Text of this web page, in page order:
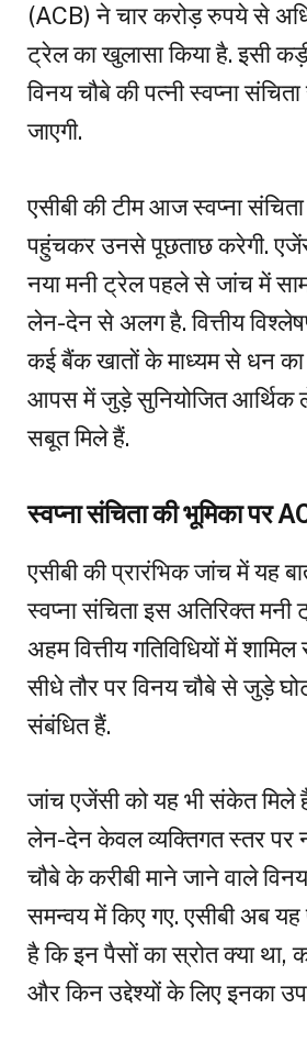
(ACB) ने चार करोड़ रुपये से
ट्रेल का खुलासा किया है. इसी
विनय चौबे की पत्नी स्वप्ना
जाएगी.
एसीबी की टीम आज स्वप्ना
पहुंचकर उनसे पूछताछ करेगी.
नया मनी ट्रेल पहले से जांच में
लेन-देन से अलग है. वित्तीय
कई बैंक खातों के माध्यम से धन
आपस में जुड़े सुनियोजित आर्थिक
सबूत मिले हैं.
स्वप्ना संचिता की भूमिका पर
एसीबी की प्रारंभिक जांच में यह
स्वप्ना संचिता इस अतिरिक्त
अहम वित्तीय गतिविधियों में शामिल
सीधे तौर पर विनय चौबे से जुड़े
संबंधित हैं.
जांच एजेंसी को यह भी संकेत मिले हैं
लेन-देन केवल व्यक्तिगत स्तर पर
चौबे के करीबी माने जाने वाले
समन्वय में किए गए. एसीबी अब यह
है कि इन पैसों का स्रोत क्या था,
और किन उद्देश्यों के लिए इनका